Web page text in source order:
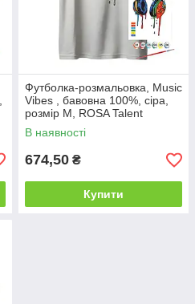
Футболка-розмальовка, Music
Vibes , бавовна 100%, сіра,
розмір M, ROSA Talent
В наявності
674,50 ₴
Купити